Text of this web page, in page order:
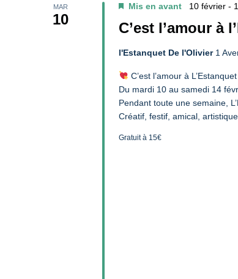
MAR
10
C’est l’amour à
Mis en avant 10 février -
l'Estanquet De l'Olivier 1
C’est l’amour à L’Estanquet
Du mardi 10 au samedi 14
Pendant toute une semaine,
Créatif, festif, amical,
Gratuit à 15€